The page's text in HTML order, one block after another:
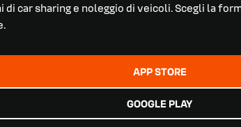
di car sharing e noleggio di veicoli. Scegli la
APP STORE
GOOGLE PLAY